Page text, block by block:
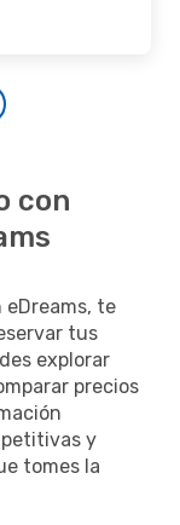
con
eDreams, te
tus
explorar
precios
y
tomes la